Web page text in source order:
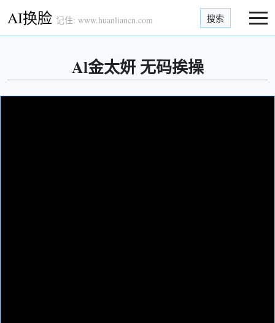
AI换脸 记住: www.huanliancn.com 搜索
Al金太妍 无码挨操